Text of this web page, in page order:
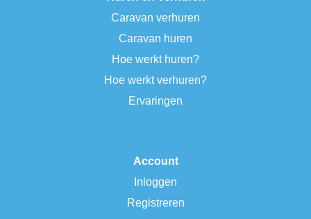
Caravan verhuren
Caravan huren
Hoe werkt huren?
Hoe werkt verhuren?
Ervaringen
Account
Inloggen
Registreren